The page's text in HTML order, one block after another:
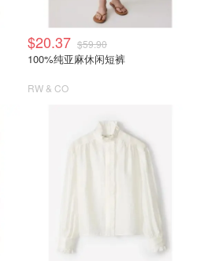
$20.37 $59.90
100%纯亚麻休闲短裤
RW & CO